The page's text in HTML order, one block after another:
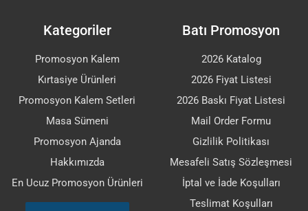
Kategoriler
Promosyon Kalem
Kırtasiye Ürünleri
Promosyon Kalem Setleri
Masa Sümeni
Promosyon Ajanda
Hakkımızda
En Ucuz Promosyon Ürünleri
Batı Promosyon
2026 Katalog
2026 Fiyat Listesi
2026 Baskı Fiyat Listesi
Mail Order Formu
Gizlilik Politikası
Mesafeli Satış Sözleşmesi
İptal ve İade Koşulları
Teslimat Koşulları